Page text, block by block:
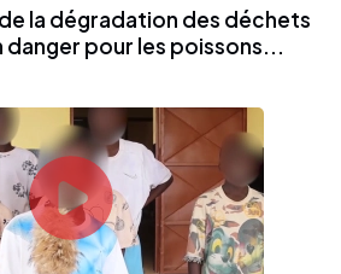
la dégradation des déchets
danger pour les poissons...